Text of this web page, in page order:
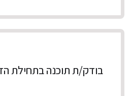
בודק/ת תוכנה בתחילת